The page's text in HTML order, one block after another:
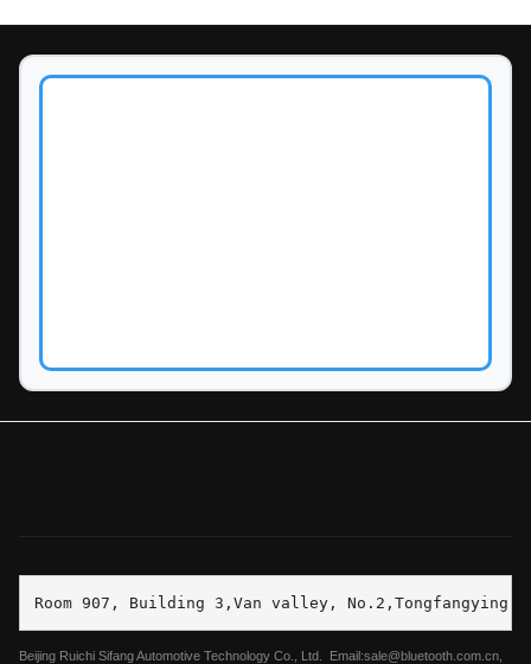
Room 907, Building 3,Van valley, No.2,Tongfangying
Beijing Ruichi Sifang Automotive Technology Co., Ltd. Email:sale@bluetooth.com.cn,